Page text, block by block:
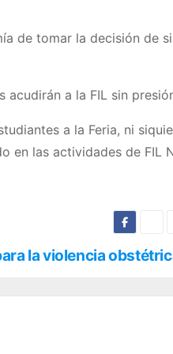
de tomar la decisión de
a la FIL sin
a la Feria, ni
en las actividades de FIL
la violencia